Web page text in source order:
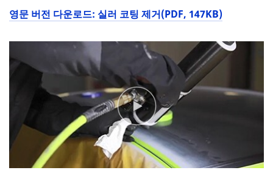
영문 버전 다운로드: 실러 코팅 제거(PDF, 147KB)